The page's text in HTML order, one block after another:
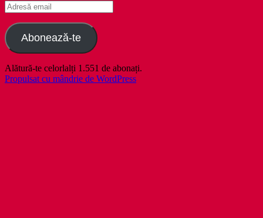
Adresă
email
Abonează-te
Alătură-te celorlalți 1.551 de abonați.
Propulsat cu mândrie de WordPress